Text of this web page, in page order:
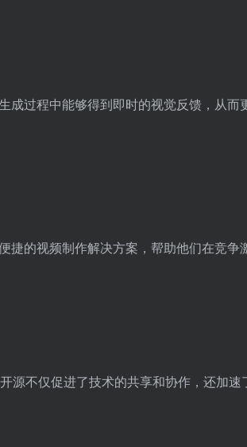
成过程中能够得到即时的视觉反馈，从而
捷的视频制作解决方案，帮助他们在竞争
源不仅促进了技术的共享和协作，还加速